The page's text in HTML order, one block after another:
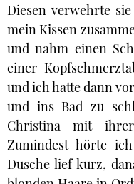
Diesen verwehrte
mein Kissen
und nahm einen
einer
und ich hatte dann
und ins Bad zu
Christina mit
Zumindest hörte
Dusche lief kurz,